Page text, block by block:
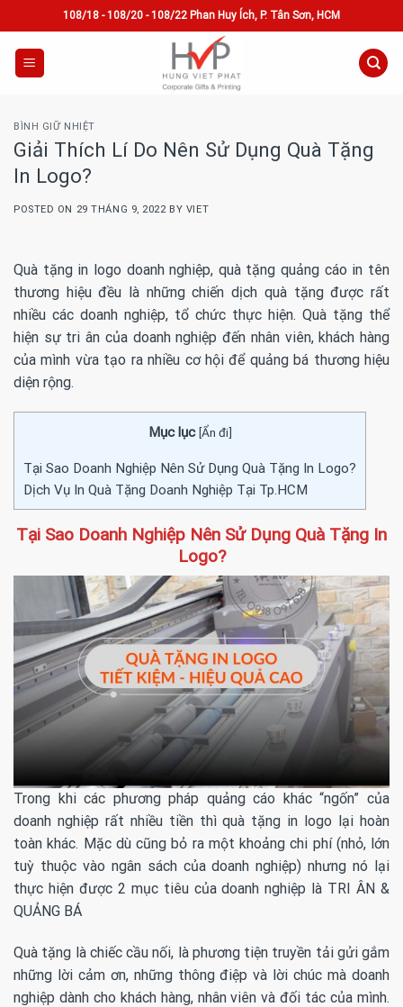
to
content
108/18 - 108/20 - 108/22 Phan Huy Ích, P. Tân Sơn, HCM
BÌNH GIỮ NHIỆT
Giải Thích Lí Do Nên Sử Dụng Quà Tặng
In Logo?
POSTED ON 29 THÁNG 9, 2022 BY VIET
Quà tặng in logo doanh nghiệp, quà tặng quảng cáo in tên
thương hiệu đều là những chiến dịch quà tặng được rất
nhiều các doanh nghiệp, tổ chức thực hiện. Quà tặng thể
hiện sự tri ân của doanh nghiệp đến nhân viên, khách hàng
của mình vừa tạo ra nhiều cơ hội để quảng bá thương hiệu
diện rộng.
Mục lục [Ẩn đi]
Tại Sao Doanh Nghiệp Nên Sử Dụng Quà Tặng In Logo?
Dịch Vụ In Quà Tặng Doanh Nghiệp Tại Tp.HCM
Tại Sao Doanh Nghiệp Nên Sử Dụng Quà Tặng In
Logo?
Trong khi các phương pháp quảng cáo khác “ngốn” của
doanh nghiệp rất nhiều tiền thì quà tặng in logo lại hoàn
toàn khác. Mặc dù cũng bỏ ra một khoảng chi phí (nhỏ, lớn
tuỳ thuộc vào ngân sách của doanh nghiệp) nhưng nó lại
thực hiện được 2 mục tiêu của doanh nghiệp là TRI ÂN &
QUẢNG BÁ
Quà tặng là chiếc cầu nối, là phương tiện truyền tải gửi gắm
những lời cảm ơn, những thông điệp và lời chúc mà doanh
nghiệp dành cho khách hàng, nhân viên và đối tác của mình.